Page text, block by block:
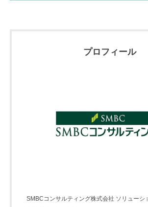
プロフィール
SMBCコンサルティング株式会社 ソリューシ